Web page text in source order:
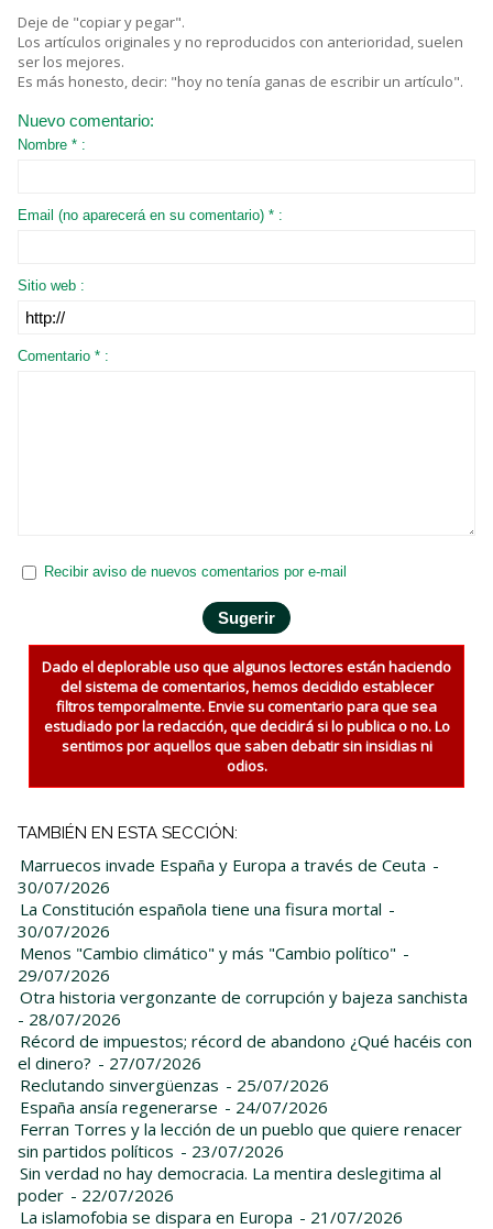
Deje de "copiar y pegar".
Los artículos originales y no reproducidos con anterioridad, suelen
ser los mejores.
Es más honesto, decir: "hoy no tenía ganas de escribir un artículo".
Nuevo comentario:
Nombre * :
Email (no aparecerá en su comentario) * :
Sitio web :
Comentario * :
Recibir aviso de nuevos comentarios por e-mail
Dado el deplorable uso que algunos lectores están haciendo
del sistema de comentarios, hemos decidido establecer
filtros temporalmente. Envie su comentario para que sea
estudiado por la redacción, que decidirá si lo publica o no. Lo
sentimos por aquellos que saben debatir sin insidias ni
odios.
TAMBIÉN EN ESTA SECCIÓN:
Marruecos invade España y Europa a través de Ceuta -
30/07/2026
La Constitución española tiene una fisura mortal -
30/07/2026
Menos "Cambio climático" y más "Cambio político" -
29/07/2026
Otra historia vergonzante de corrupción y bajeza sanchista
- 28/07/2026
Récord de impuestos; récord de abandono ¿Qué hacéis con
el dinero? - 27/07/2026
Reclutando sinvergüenzas - 25/07/2026
España ansía regenerarse - 24/07/2026
Ferran Torres y la lección de un pueblo que quiere renacer
sin partidos políticos - 23/07/2026
Sin verdad no hay democracia. La mentira deslegitima al
poder - 22/07/2026
La islamofobia se dispara en Europa - 21/07/2026